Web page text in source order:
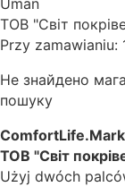
Uman
ТОВ "Світ
Przy zamawianiu:
Не знайдено
пошуку
ТОВ "Світ
Użyj dwóch